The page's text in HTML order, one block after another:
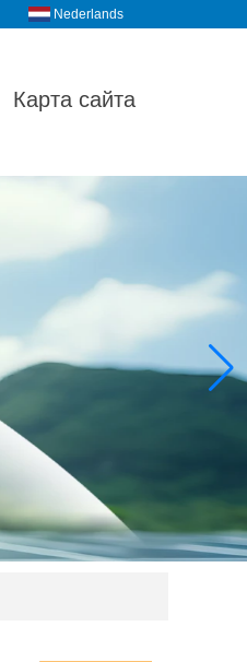
Nederlands
Карта сайта